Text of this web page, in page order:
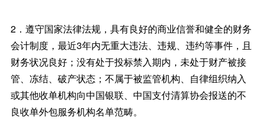
2．遵守国家法律法规，具有良好的商业信誉和健全的财务
会计制度，最近3年内无重大违法、违规、违约等事件，且
财务状况良好；没有处于投标禁入期内，未处于财产被接
管、冻结、破产状态；不属于被监管机构、自律组织纳入
或其他收单机构向中国银联、中国支付清算协会报送的不
良收单外包服务机构名单范畴。